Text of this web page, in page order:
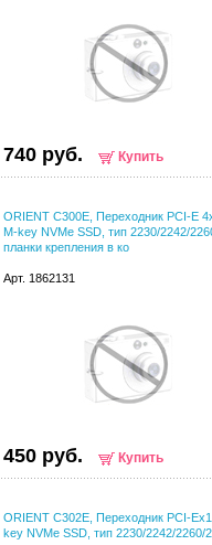
740 руб. Купить
ORIENT C300E, Переходник PCI-E
M-key NVMe SSD, тип 2230/2242/
планки крепления в ко
Арт. 1862131
450 руб. Купить
ORIENT C302E, Переходник PCI-
key NVMe SSD, тип 2230/2242/2260/